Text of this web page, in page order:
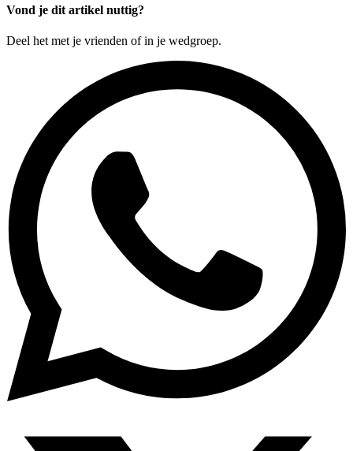
Vond je dit artikel nuttig?
Deel het met je vrienden of in je wedgroep.